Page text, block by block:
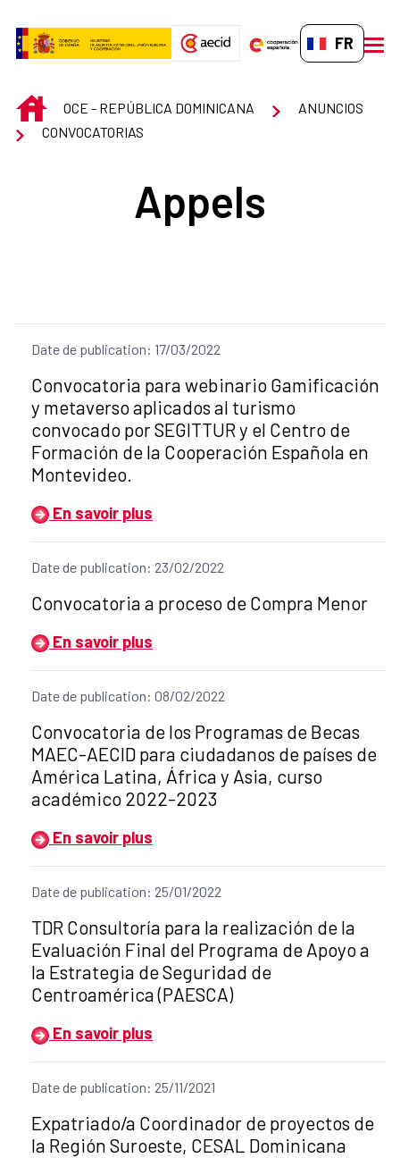
FR-FR
INICIOOCE - REPÚBLICA DOMINICANA
ANUNCIOS
CONVOCATORIAS
Appels
Date de publication: 17/03/2022
Título del anuncio:
Convocatoria para webinario Gamificación
y metaverso aplicados al turismo
convocado por SEGITTUR y el Centro de
Formación de la Cooperación Española en
Montevideo.
En savoir plus
Date de publication: 23/02/2022
Título del anuncio:
Convocatoria a proceso de Compra Menor
En savoir plus
Date de publication: 08/02/2022
Título del anuncio:
Convocatoria de los Programas de Becas
MAEC-AECID para ciudadanos de países de
América Latina, África y Asia, curso
académico 2022-2023
En savoir plus
Date de publication: 25/01/2022
Título del anuncio:
TDR Consultoría para la realización de la
Evaluación Final del Programa de Apoyo a
la Estrategia de Seguridad de
Centroamérica (PAESCA)
En savoir plus
Date de publication: 25/11/2021
Título del anuncio:
Expatriado/a Coordinador de proyectos de
la Región Suroeste, CESAL Dominicana